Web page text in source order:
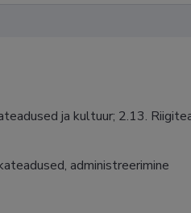
ja kultuur; 2.13.
administreerimine